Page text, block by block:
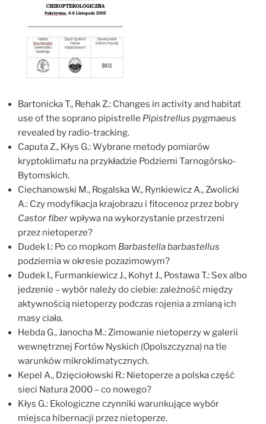
Bartonicka T., Rehak Z.: Changes in activity and habitat
use of the soprano pipistrelle Pipistrellus pygmaeus
revealed by radio-tracking.
Caputa Z., Kłys G.: Wybrane metody pomiarów
kryptoklimatu na przykładzie Podziemi Tarnogórsko-
Bytomskich.
Ciechanowski M., Rogalska W., Rynkiewicz A., Zwolicki
A.: Czy modyfikacja krajobrazu i fitocenoz przez bobry
Castor fiberwpływa na wykorzystanie przestrzeni
przez nietoperze?
Dudek I.: Po co mopkom Barbastella barbastellus
podziemia w okresie pozazimowym?
Dudek I., Furmankiewicz J., Kohyt J., Postawa T.: Sex albo
jedzenie – wybór należy do ciebie: zależność między
aktywnością nietoperzy podczas rojenia a zmianą ich
masy ciała.
Hebda G., Janocha M.: Zimowanie nietoperzy w galerii
wewnętrznej Fortów Nyskich (Opolszczyzna) na tle
warunków mikroklimatycznych.
Kepel A., Dzięciołowski R.: Nietoperze a polska część
sieci Natura 2000 – co nowego?
Kłys G.: Ekologiczne czynniki warunkujące wybór
miejsca hibernacji przez nietoperze.